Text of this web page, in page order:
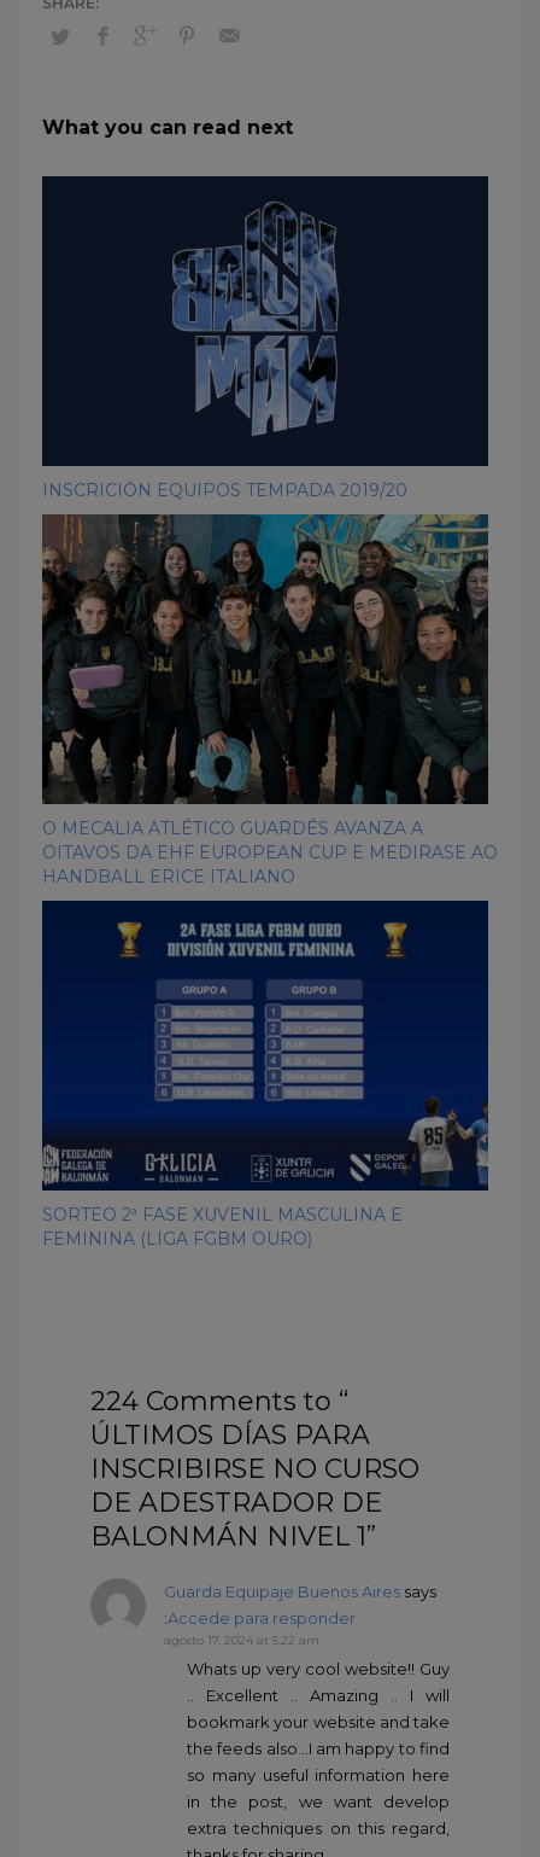
What you can read next
INSCRICIÓN EQUIPOS TEMPADA 2019/20
O MECALIA ATLÉTICO GUARDÉS AVANZA A
OITAVOS DA EHF EUROPEAN CUP E MEDIRASE AO
HANDBALL ERICE ITALIANO
SORTEO 2ª FASE XUVENIL MASCULINA E
FEMININA (LIGA FGBM OURO)
224 Comments to “
ÚLTIMOS DÍAS PARA
INSCRIBIRSE NO CURSO
DE ADESTRADOR DE
BALONMÁN NIVEL 1”
Guarda Equipaje Buenos Aires says
:Accede para responder
agosto 17, 2024 at 5:22 am
Whats up very cool website!! Guy
.. Excellent .. Amazing .. I will
bookmark your website and take
the feeds also…I am happy to find
so many useful information here
in the post, we want develop
extra techniques on this regard,